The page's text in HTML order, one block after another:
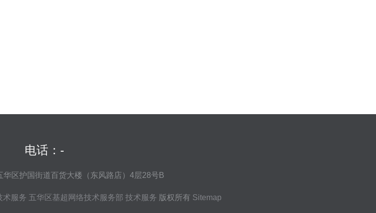
电话：-
华区护国街道百货大楼（东风路店）4层28号B
术服务 五华区基超网络技术服务部 技术服务 版权所有 Sitemap